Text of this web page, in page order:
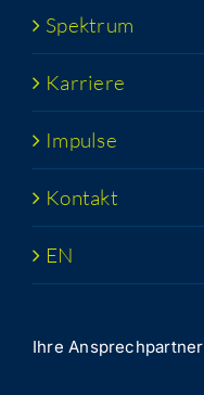
Spek­trum
Kar­rie­re
Impul­se
Kon­takt
EN
Ihre Ansprech­part­ner